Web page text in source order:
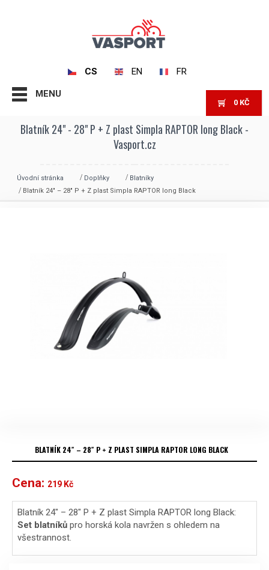
CS EN FR
MENU
0 KČ
Blatník 24" - 28" P + Z plast Simpla RAPTOR long Black -
Vasport.cz
Úvodní stránka Doplňky
Blatníky
Blatník 24″ – 28″ P + Z plast Simpla RAPTOR long Black
BLATNÍK 24″ – 28″ P + Z PLAST SIMPLA RAPTOR LONG BLACK
Cena: 219 Kč
Blatník 24″ – 28″ P + Z plast Simpla RAPTOR long Black:
Set blatníků pro horská kola navržen s ohledem na
všestrannost.